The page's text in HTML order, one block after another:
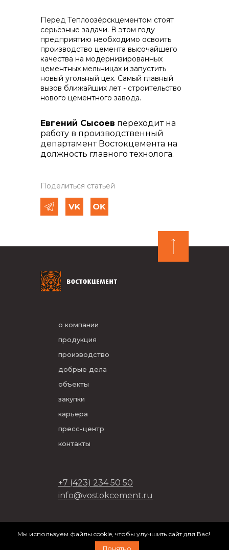
info@vostokcement.ru
Перед Теплоозёрскцементом стоят
серьёзные задачи. В этом году
предприятию необходимо освоить
производство цемента высочайшего
качества на модернизированных
цементных мельницах и запустить
новый угольный цех. Самый главный
вызов ближайших лет - строительство
нового цементного завода.
Евгений Сысоев переходит на
работу в производственный
департамент Востокцемента на
должность главного технолога.
Поделиться статьей
о компании
продукция
производство
добрые дела
объекты
закупки
карьера
пресс-центр
контакты
+7 (423) 234 50 50
info@vostokcement.ru
разработано вDVIGA
Мы используем файлы cookie, чтобы улучшить сайт для Вас!
Понятно